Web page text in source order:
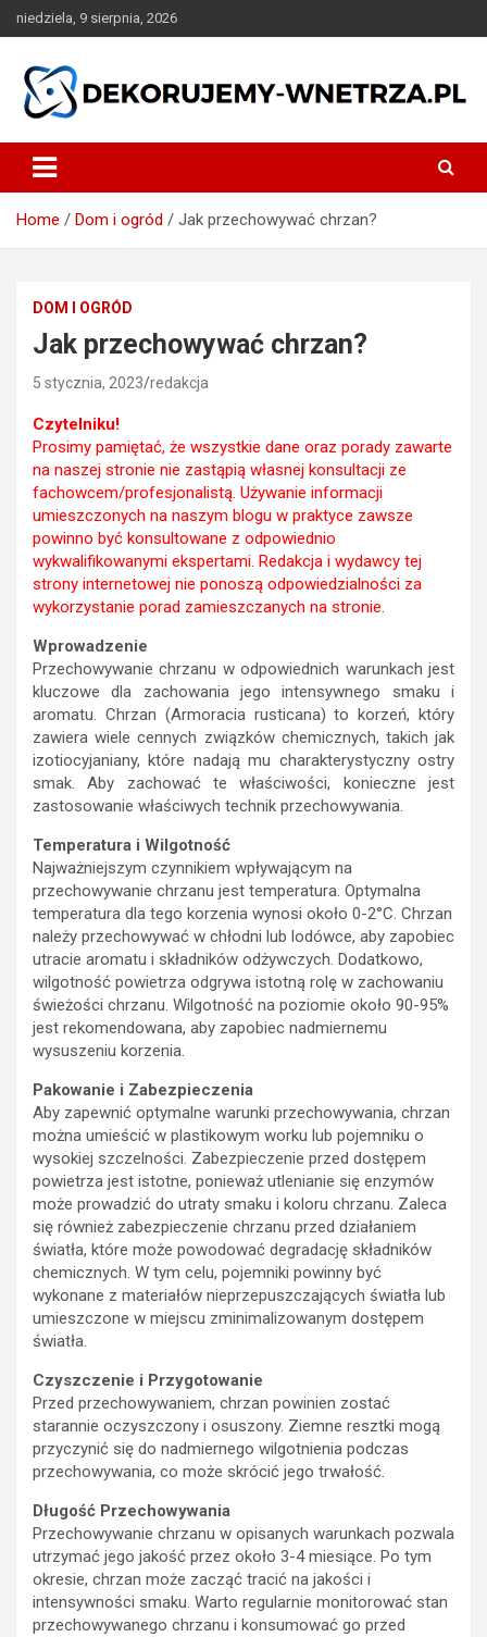
Skip
to
niedziela, 9 sierpnia, 2026
dekorujemy-wnetrza.pl
Home Dom i ogród Jak przechowywać chrzan?
DOM I OGRÓD
Jak przechowywać chrzan?
5 stycznia, 2023 redakcja
Czytelniku!
Prosimy pamiętać, że wszystkie dane oraz porady zawarte
na naszej stronie nie zastąpią własnej konsultacji ze
fachowcem/profesjonalistą. Używanie informacji
umieszczonych na naszym blogu w praktyce zawsze
powinno być konsultowane z odpowiednio
wykwalifikowanymi ekspertami. Redakcja i wydawcy tej
strony internetowej nie ponoszą odpowiedzialności za
wykorzystanie porad zamieszczanych na stronie.
Wprowadzenie
Przechowywanie chrzanu w odpowiednich warunkach jest
kluczowe dla zachowania jego intensywnego smaku i
aromatu. Chrzan (Armoracia rusticana) to korzeń, który
zawiera wiele cennych związków chemicznych, takich jak
izotiocyjaniany, które nadają mu charakterystyczny ostry
smak. Aby zachować te właściwości, konieczne jest
zastosowanie właściwych technik przechowywania.
Temperatura i Wilgotność
Najważniejszym czynnikiem wpływającym na
przechowywanie chrzanu jest temperatura. Optymalna
temperatura dla tego korzenia wynosi około 0-2°C. Chrzan
należy przechowywać w chłodni lub lodówce, aby zapobiec
utracie aromatu i składników odżywczych. Dodatkowo,
wilgotność powietrza odgrywa istotną rolę w zachowaniu
świeżości chrzanu. Wilgotność na poziomie około 90-95%
jest rekomendowana, aby zapobiec nadmiernemu
wysuszeniu korzenia.
Pakowanie i Zabezpieczenia
Aby zapewnić optymalne warunki przechowywania, chrzan
można umieścić w plastikowym worku lub pojemniku o
wysokiej szczelności. Zabezpieczenie przed dostępem
powietrza jest istotne, ponieważ utlenianie się enzymów
może prowadzić do utraty smaku i koloru chrzanu. Zaleca
się również zabezpieczenie chrzanu przed działaniem
światła, które może powodować degradację składników
chemicznych. W tym celu, pojemniki powinny być
wykonane z materiałów nieprzepuszczających światła lub
umieszczone w miejscu zminimalizowanym dostępem
światła.
Czyszczenie i Przygotowanie
Przed przechowywaniem, chrzan powinien zostać
starannie oczyszczony i osuszony. Ziemne resztki mogą
przyczynić się do nadmiernego wilgotnienia podczas
przechowywania, co może skrócić jego trwałość.
Długość Przechowywania
Przechowywanie chrzanu w opisanych warunkach pozwala
utrzymać jego jakość przez około 3-4 miesiące. Po tym
okresie, chrzan może zacząć tracić na jakości i
intensywności smaku. Warto regularnie monitorować stan
przechowywanego chrzanu i konsumować go przed